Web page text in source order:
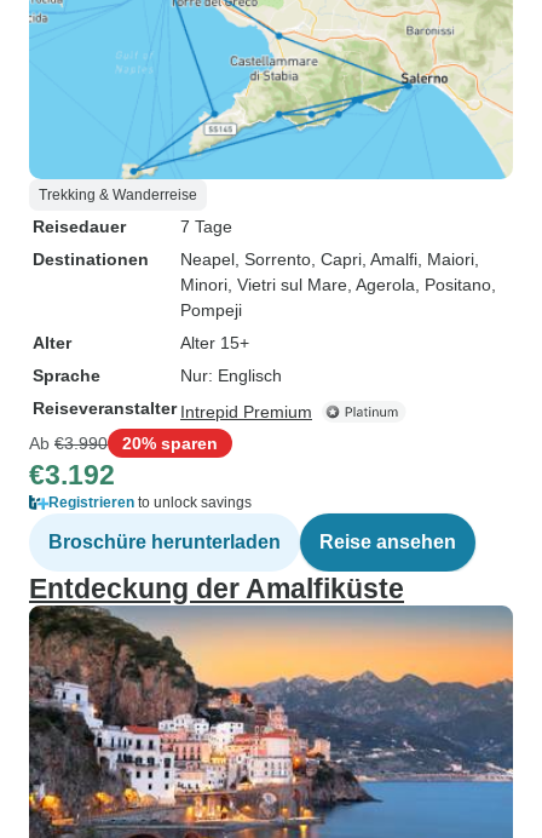
Trekking & Wanderreise
Reisedauer
7 Tage
Destinationen
Neapel , Sorrento , Capri , Amalfi , Maiori
Minori , Vietri sul Mare , Agerola , Positano
Pompeji
Alter
Alter 15+
Sprache
Nur: Englisch
Reiseveranstalter Intrepid Premium
Ab €3.990 20% sparen
€3.192
Registrieren to unlock savings
Broschüre herunterladen Reise ansehen
Entdeckung der Amalfiküste